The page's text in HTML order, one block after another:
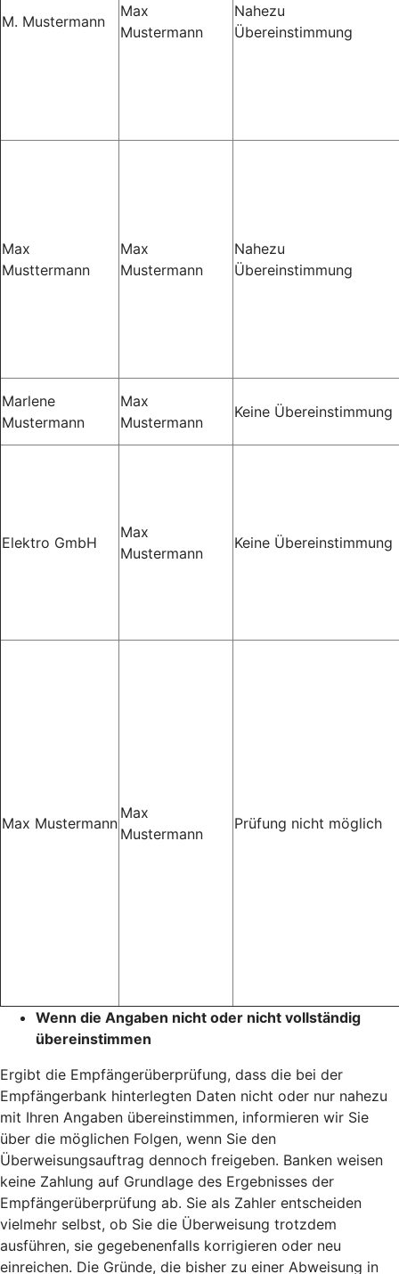
M. Mustermann
Max
Mustermann
Nahezu
Übereinstimmung
Max
Musttermann
Max
Mustermann
Nahezu
Übereinstimmung
Marlene
Mustermann
Max
Mustermann
Keine Übereinstimmung
Elektro GmbH
Max
Mustermann
Keine Übereinstimmung
Max Mustermann
Max
Mustermann
Prüfung nicht möglich
Wenn die Angaben nicht oder nicht vollständig
übereinstimmen
Ergibt die Empfängerüberprüfung, dass die bei der
Empfängerbank hinterlegten Daten nicht oder nur nahezu
mit Ihren Angaben übereinstimmen, informieren wir Sie
über die möglichen Folgen, wenn Sie den
Überweisungsauftrag dennoch freigeben. Banken weisen
keine Zahlung auf Grundlage des Ergebnisses der
Empfängerüberprüfung ab. Sie als Zahler entscheiden
vielmehr selbst, ob Sie die Überweisung trotzdem
ausführen, sie gegebenenfalls korrigieren oder neu
einreichen. Die Gründe, die bisher zu einer Abweisung in